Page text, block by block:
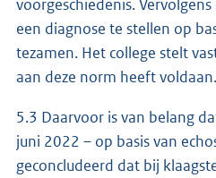
voorgeschiedenis.
een diagnose te stellen op
tezamen. Het college stelt
aan deze norm heeft voldaan.
5.3 Daarvoor is van belang
juni 2022 – op basis van
geconcludeerd dat bij